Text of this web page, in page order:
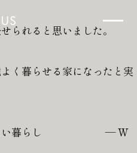
られると思いました。
く暮らせる家になったと実
めない暮らし ― W